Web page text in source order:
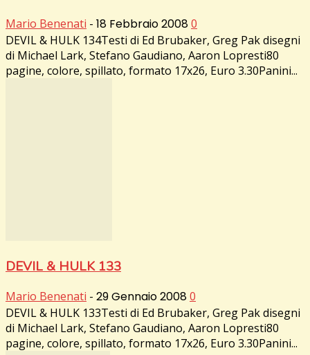
Mario Benenati - 18 Febbraio 20080
DEVIL & HULK 134Testi di Ed Brubaker, Greg Pak disegni
di Michael Lark, Stefano Gaudiano, Aaron Lopresti80
pagine, colore, spillato, formato 17x26, Euro 3.30Panini...
DEVIL & HULK 133
Mario Benenati - 29 Gennaio 20080
DEVIL & HULK 133Testi di Ed Brubaker, Greg Pak disegni
di Michael Lark, Stefano Gaudiano, Aaron Lopresti80
pagine, colore, spillato, formato 17x26, Euro 3.30Panini...